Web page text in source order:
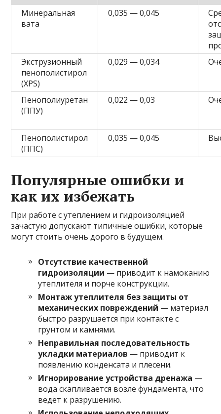
Минеральная
вата
0,035 — 0,045
Экструзионный
пенополистирол
(XPS)
0,029 — 0,034
Пенополиуретан
(ППУ)
0,022 — 0,03
Пенополистирол
(ППС)
0,035 — 0,045
Популярные ошибки и
как их избежать
При работе с утеплением и гидроизоляцией
зачастую допускают типичные ошибки, которые
могут стоить очень дорого в будущем.
Отсутствие качественной
гидроизоляции — приводит к намоканию
утеплителя и порче конструкции.
Монтаж утеплителя без защиты от
механических повреждений — материал
быстро разрушается при контакте с
грунтом и камнями.
Неправильная последовательность
укладки материалов — приводит к
появлению конденсата и плесени.
Игнорирование устройства дренажа —
вода скапливается возле фундамента, что
ведёт к разрушению.